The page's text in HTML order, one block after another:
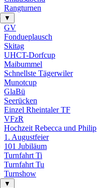
Rangturnen
▼
GV
Fondueplausch
Skitag
UHCT-Dorfcup
Maibummel
Schnellste Tägerwiler
Munotcup
GlaBü
Seerücken
Einzel Rheintaler TF
VFzR
Hochzeit Rebecca und Philip
1. Augustfeier
101 Jubiläum
Turnfahrt Ti
Turnfahrt Tu
Turnshow
▼